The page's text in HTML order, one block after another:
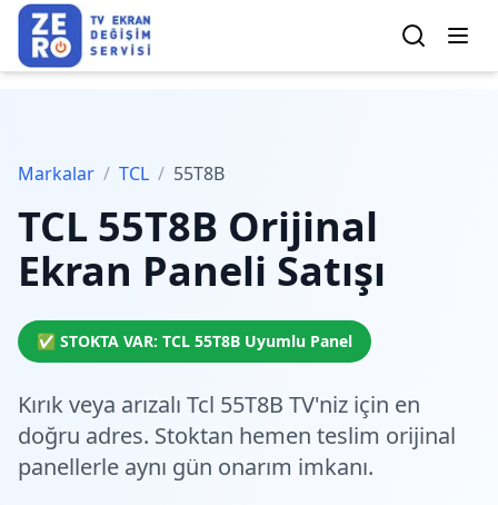
Markalar / TCL / 55T8B
TCL 55T8B Orijinal
Ekran Paneli Satışı
✅ STOKTA VAR: TCL 55T8B Uyumlu Panel
Kırık veya arızalı Tcl 55T8B TV'niz için en
doğru adres. Stoktan hemen teslim orijinal
panellerle aynı gün onarım imkanı.